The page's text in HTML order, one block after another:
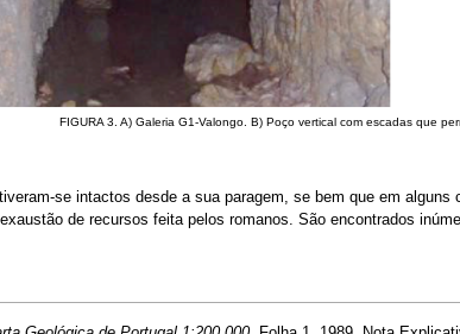
FIGURA 3. A) Galeria G1-Valongo. B) Poço vertical com escadas que
se intactos desde a sua paragem, se bem que em
de recursos feita pelos romanos. São encontrados